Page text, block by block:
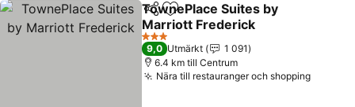
Dela Lägg till i Mina Favoriter
TownePlace Suites by
Marriott Frederick
Se priser
3 Stjärnor
9,0 Utmärkt
1 091
6.4 km till Centrum
Nära till restauranger och shoppingSe